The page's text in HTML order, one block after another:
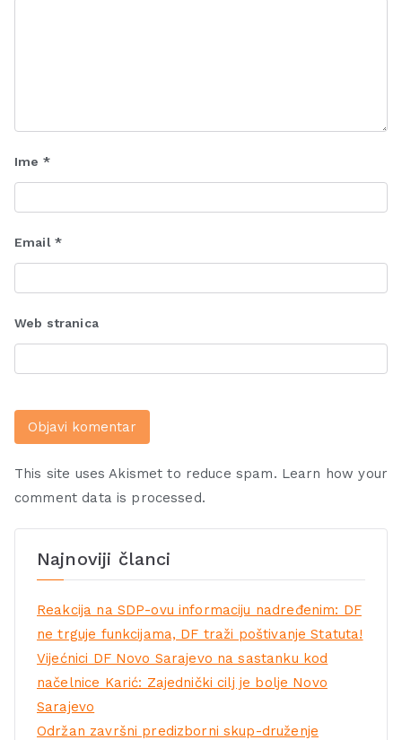
Ime *
Email *
Web stranica
This site uses Akismet to reduce spam. Learn how your
comment data is processed.
Najnoviji članci
Reakcija na SDP-ovu informaciju nadređenim: DF
ne trguje funkcijama, DF traži poštivanje Statuta!
Vijećnici DF Novo Sarajevo na sastanku kod
načelnice Karić: Zajednički cilj je bolje Novo
Sarajevo
Održan završni predizborni skup-druženje